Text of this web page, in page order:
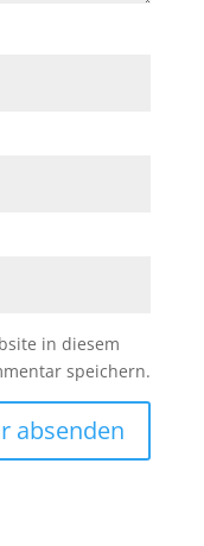
in diesem
speichern.